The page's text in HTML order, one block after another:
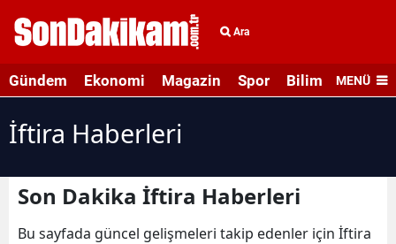
Ara
Gündem Ekonomi Magazin Spor Bilim veMENÜ
İftira Haberleri
Son Dakika İftira Haberleri
Bu sayfada güncel gelişmeleri takip edenler için İftira